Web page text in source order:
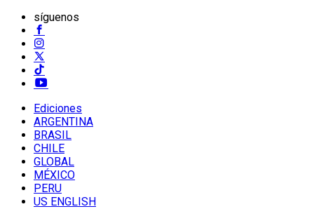
síguenos
Ediciones
ARGENTINA
BRASIL
CHILE
GLOBAL
MÉXICO
PERU
US ENGLISH